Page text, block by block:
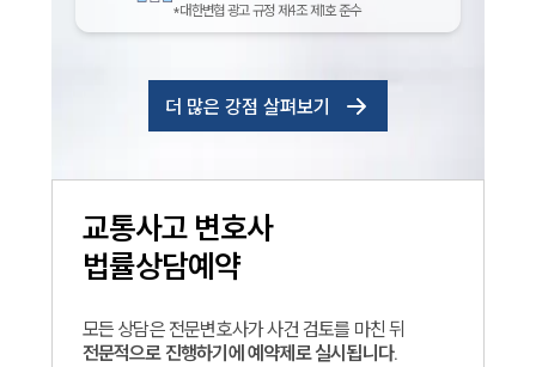
*대한변협 광고 규정 제4조 제1호 준수
더 많은 강점 살펴보기
교통사고변호사
법률상담예약
모든 상담은 전문변호사가 사건 검토를 마친 뒤
전문적으로 진행하기에 예약제로 실시됩니다.